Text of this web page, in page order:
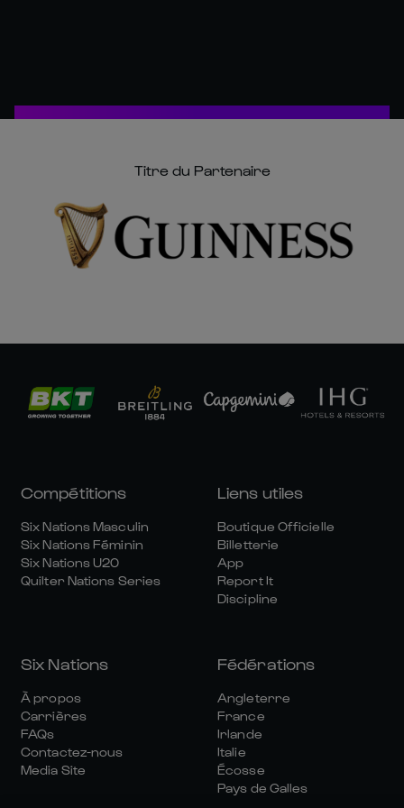
Titre du Partenaire
Compétitions
Six Nations Masculin
Six Nations Féminin
Six Nations U20
Quilter Nations Series
Liens utiles
Boutique Officielle
Billetterie
App
Report It
Discipline
Six Nations
À propos
Carrières
FAQs
Contactez-nous
Media Site
Fédérations
Angleterre
France
Irlande
Italie
Écosse
Pays de Galles